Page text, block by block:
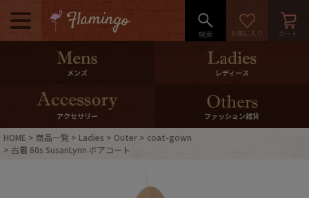
メニュー
500pt＆10％Offクーポンプレゼン
10％0ffクーポンプレゼント
ログイン・会員登録
メンズ レディース
アクセサリー ファッション雑貨
HOME 商品一覧 Ladies Outer
coat-gown
古着 60s SusanLynn ボアコート